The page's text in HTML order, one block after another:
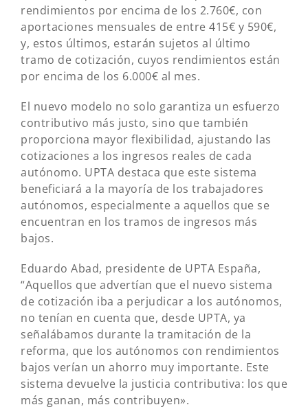
rendimientos por encima de los 2.760€, con
aportaciones mensuales de entre 415€ y 590€,
y, estos últimos, estarán sujetos al último
tramo de cotización, cuyos rendimientos están
por encima de los 6.000€ al mes.
El nuevo modelo no solo garantiza un esfuerzo
contributivo más justo, sino que también
proporciona mayor flexibilidad, ajustando las
cotizaciones a los ingresos reales de cada
autónomo. UPTA destaca que este sistema
beneficiará a la mayoría de los trabajadores
autónomos, especialmente a aquellos que se
encuentran en los tramos de ingresos más
bajos.
Eduardo Abad, presidente de UPTA España,
“Aquellos que advertían que el nuevo sistema
de cotización iba a perjudicar a los autónomos,
no tenían en cuenta que, desde UPTA, ya
señalábamos durante la tramitación de la
reforma, que los autónomos con rendimientos
bajos verían un ahorro muy importante. Este
sistema devuelve la justicia contributiva: los que
más ganan, más contribuyen».